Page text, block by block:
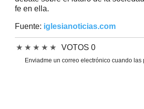
fe en ella.
Fuente: iglesianoticias.com
★ ★ ★ ★ ★ VOTOS 0
Enviadme un correo electrónico cuando